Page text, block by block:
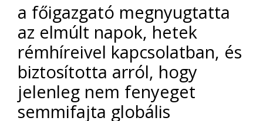
a főigazgató megnyugtatta
az elmúlt napok, hetek
rémhíreivel kapcsolatban, és
biztosította arról, hogy
jelenleg nem fenyeget
semmifajta globális